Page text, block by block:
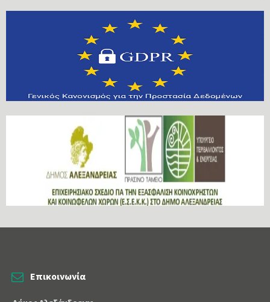
Επικοινωνία